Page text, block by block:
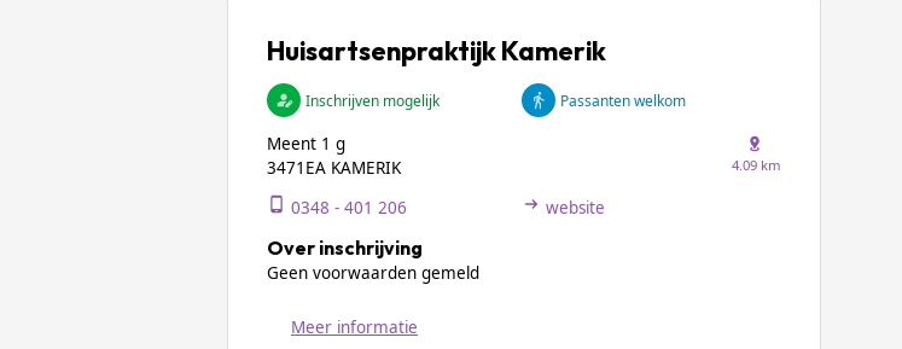
Huisartsenpraktijk Kamerik
Inschrijven mogelijk Passanten welkom
Meent 1 g
3471EA KAMERIK
4.09 km
0348 - 401 206 website
Over inschrijving
Geen voorwaarden gemeld
Meer informatie